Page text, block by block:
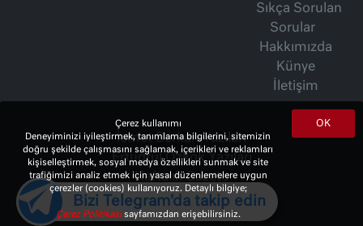
Sıkça Sorulan
Sorular
Hakkımızda
Künye
İletişim
İsmet Berkan Yazıları
Ertuğrul Özkök Yazıları
Haftalık Gazete
OK
Çerez kullanımı
Deneyiminizi iyileştirmek, tanımlama bilgilerini, sitemizin
doğru şekilde çalışmasını sağlamak, içerikleri ve reklamları
kişiselleştirmek, sosyal medya özellikleri sunmak ve site
trafiğimizi analiz etmek için yasal düzenlemelere uygun
çerezler (cookies) kullanıyoruz. Detaylı bilgiye;
Çerez Politikasısayfamızdan erişebilirsiniz.
Bizi Telegram'da takip edin